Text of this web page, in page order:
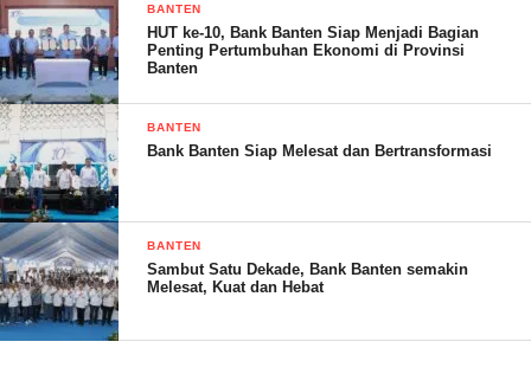
Dalam siaran pers tersebut, mendapat undangan itu, Anies
Baswedan tampak membaca dengan seksama kata demi kata,
dan mendiskusikan beberapa hal mengenai situasi politik
nasional.
Ridho menceritakan secara singkat sejarah berdirinya Partai
Ummat hingga menjadi peserta Pemilu 2024.
Mendengar paparan Ridho, Anies Baswedan langsung
menyatakan hadir.
“Alhamdulillah dan terima kasih atas undangan Mas Ridho, dan
BANTEN
HUT ke-10, Bank Banten Siap Menjadi Bagian
Penting Pertumbuhan Ekonomi di Provinsi
Banten
BANTEN
Bank Banten Siap Melesat dan Bertransformasi
BANTEN
Sambut Satu Dekade, Bank Banten semakin
Melesat, Kuat dan Hebat